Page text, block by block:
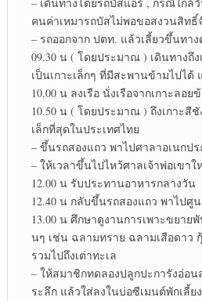
คนค่าเหมารถบัสไม่พอขอสงวนสิทธิ์
– รถออกจาก ปตท. แล้วเลี้ยวขึ้นทา
09.30 น ( โดยประมาณ ) เดินทางถึ
เป็นเกาะเล็กๆ ที่มีสะพานข้ามไปได้
10.00 น ลงเรือ นั่งเรือจากเกาะลอย
10.50 น ( โดยประมาณ ) ถึงเกาะสี
เล็กที่สุดในประเทศไทย
– ขึ้นรถสองแถว พาไปศาลาอเนกป
– ให้เวลาขึ้นไปไหว้ศาลเจ้าพ่อเขาใ
12.00 น รับประทานอาหารกลางวัน
12.40 น กลับขึ้นรถสองแถว พาไปศู
13.00 น ศึกษาดูงานการเพาะขยา
นๆ เช่น ฉลามทราย ฉลามเสือดาว
รวมไปถึงเต่าทะเล
– ให้สมาชิกทดลองปลูกปะการังอ่อ
ระลึก แล้วใส่ลงในบ่อซีเมนต์พักเลี้ย